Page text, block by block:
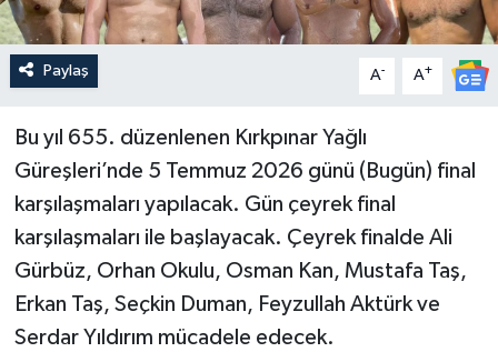
Paylaş A- A+
Bu yıl 655. düzenlenen Kırkpınar Yağlı
Güreşleri’nde 5 Temmuz 2026 günü (Bugün) final
karşılaşmaları yapılacak. Gün çeyrek final
karşılaşmaları ile başlayacak. Çeyrek finalde Ali
Gürbüz, Orhan Okulu, Osman Kan, Mustafa Taş,
Erkan Taş, Seçkin Duman, Feyzullah Aktürk ve
Serdar Yıldırım mücadele edecek.